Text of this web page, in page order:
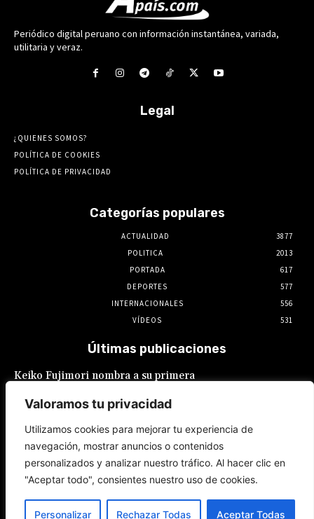
Valoramos tu privacidad
Utilizamos cookies para mejorar tu experiencia de
navegación, mostrar anuncios o contenidos
personalizados y analizar nuestro tráfico. Al hacer clic en
"Aceptar todo", consientes nuestro uso de cookies.
Personalizar Rechazar Todas Aceptar Todas
Periódico digital peruano con información instantánea, variada,
utilitaria y veraz.
Legal
¿QUIENES SOMOS?
POLÍTICA DE COOKIES
POLÍTICA DE PRIVACIDAD
Categorías populares
ACTUALIDAD
3877
POLITICA
2013
PORTADA
617
DEPORTES
577
INTERNACIONALES
556
VÍDEOS
531
Últimas publicaciones
Keiko Fujimori nombra a su primera
encargada: es Hilda Sandoval Cornejo
España: Pedro Sánchez lanza un ultimátum a
Italia por la crisis migratoria en Ceuta
8 de agosto de 2026